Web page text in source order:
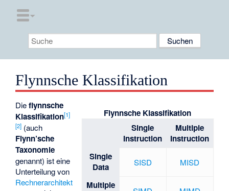
Flynnsche Klassifikation
Flynnsche Klassifikation
Single
Instruction
Multiple
Instruction
Single
Data
SISD MISD
Multiple
Dieflynnsche
Klassifikation[1]
[2] (auch
Flynn’sche
Taxonomie
genannt) ist eine
Unterteilung von
Rechnerarchitekt